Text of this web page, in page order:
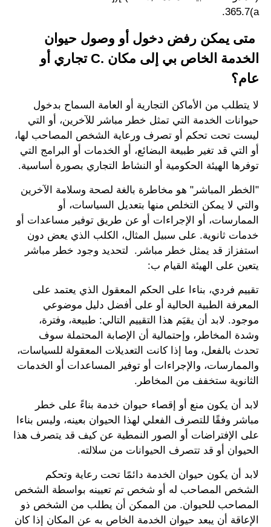
365.7(a.
متى يمكن رفض دخول أو وصول حيوان
الخدمة الخاص بي إلى مكان .C تجاري أو
عام؟
لا يتطلب من الأماكن التجارية أو العامة السماح بدخول
حيوانات الخدمة التي تمثل خطر مباشر للآخرين، أو التي
ليست تحت تحكم أو تصرف ورعاية الشخص المصاحب لها،
أو التي قد تغير طبيعة البضائع، أو الخدمات أو البرامج التي
توفرها الهيئة الحكومية أو النشاط التجاري بصورة أساسية.
"الخطر المباشر" هو مخاطرة بالغة لصحة وسلامة الآخرين
والتي لا يمكن التخلص منها بتعديل السياسات، أو
الممارسات، أو الإجراءات أو عن طريق توفير مساعدات أو
خدمات ثانوية. على سبيل المثال، الكلب الذي يعض دون
استفزاز قد يمثل خطر مباشر. لتحديد وجود خطر مباشر
يتعين على الهيئة القيام ب:
تقييم فردي، بناءا على الحكم المعقول الذي يعتمد على
المعرفة الطبية الحالية أو على أفضل دليل موضوعي
موجود. لابد أن يقيَم هذا التقييم التالي: طبيعة، وفترة،
وشدة المخاطر، وإحتمالية أن الإصابة المحتملة سوف
تحدث بالفعل، وما إذا كانت التعديلات المعقولة للسياسات،
والممارسات، والإجراءات أو توفير المساعدات أو الخدمات
الثانوية ستخفف من المخاطر.
لابد أن يكون منع أو إقصاء حيوان خدمة بناءً على خطر
مباشر وفقًا للتصرف الفعلي لهذا الحيوان بعينه، وليس بناءا
على الإفتراضات أو الصور النمطية عن كيف قد يتصرف هذا
الحيوان أو قد تتصرف الحيوانات من سلالته.
لابد أن يكون حيوان الخدمة دائمًا تحت رعاية وتحكم
الشخص المصاحب له أو شخص تم تعيينه بواسطة الشخص
المصاحب للحيوان. من الممكن أن يطلب من الشخص ذو
الإعاقة أن يبعد حيوان الخدمة الخاص به عن المكان إذا كان